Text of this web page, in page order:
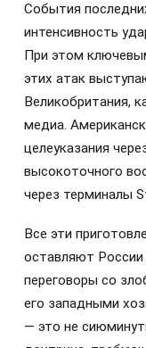
События
интенсивность
При этом
этих атак
Великобритания,
медиа.
целеуказания
высокоточного
через терминалы
Все эти
оставляют
переговоры со
его западными
— это не